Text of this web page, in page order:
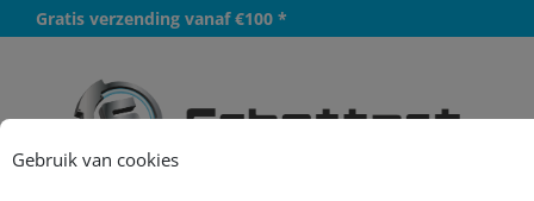
Gebruik van cookies
Gratis verzending vanaf €100 *